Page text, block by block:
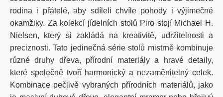
rodina i přátelé, aby sdíleli chvíle pohody i výjimečné
okamžiky. Za kolekcí jídelních stolů Piro stojí Michael H.
Nielsen, který si zakládá na kreativitě, udržitelnosti a
preciznosti.Tato jedinečná série stolů mistrně kombinuje
různé druhy dřeva, přírodní materiály a hravé detaily,
které společně tvoří harmonický a nezaměnitelný celek.
Kombinace pečlivě vybraných přírodních materiálů, jako